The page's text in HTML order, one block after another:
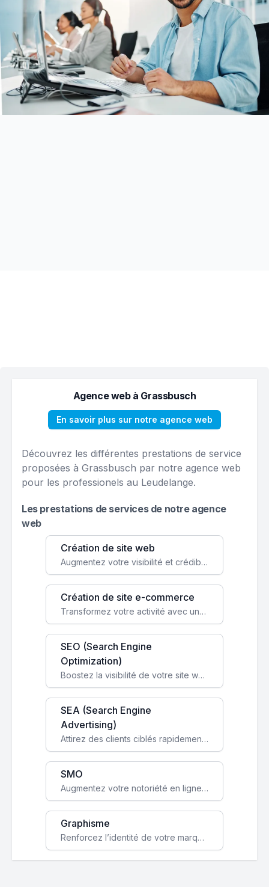
Agence web à Grassbusch
En savoir plus sur notre agence web
Découvrez les différentes prestations de service
proposées à Grassbusch par notre agence web
pour les professionels au Leudelange.
Les prestations de services de notre agence
web
Création de site web
Augmentez votre visibilité et crédibilité en ligne avec un site web performant, conçu pour attirer plus de clients.
Création de site e-commerce
Transformez votre activité avec une boutique en ligne, accessible à l'échelle mondiale 24/7.
SEO (Search Engine
Optimization)
Boostez la visibilité de votre site web sur Google et attirez du trafic qualifié grâce à nos stratégies SEO.
SEA (Search Engine
Advertising)
Attirez des clients ciblés rapidement avec des campagnes publicitaires payantes optimisées pour vos objectifs.
SMO
Augmentez votre notoriété en ligne et stimulez la croissance de votre entreprise grâce à une stratégie sociale sur mesure.
Graphisme
Renforcez l’identité de votre marque avec un design unique qui capte l’attention et engage vos clients.